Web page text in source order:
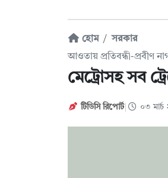
হোম
সরকার
আওতায় প্রতিবন্ধী-প্রবীণ
মেট্রোসহ সব
টিডিসি রিপোর্ট ০৩